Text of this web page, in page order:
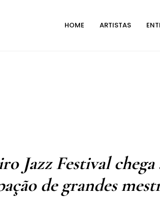
HOME ARTISTAS
Jazz Festival
de grandes